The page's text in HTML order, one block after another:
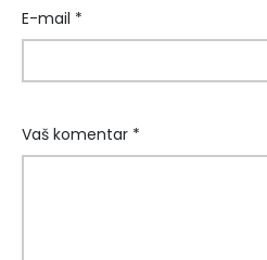
E-mail *
Vaš komentar *